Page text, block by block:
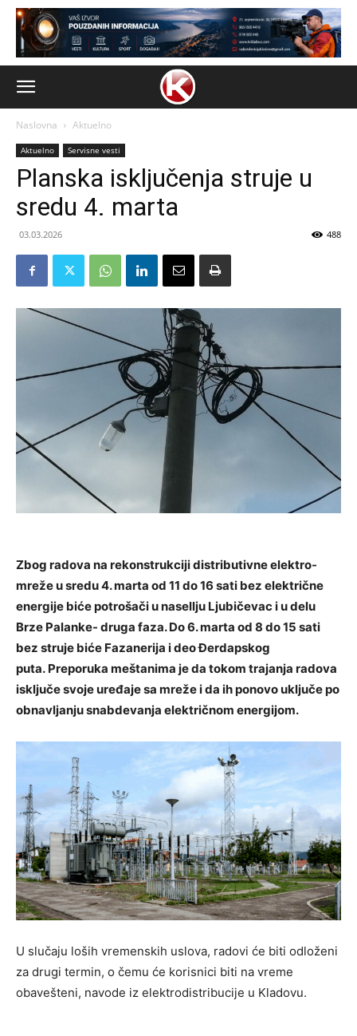
Naslovna Aktuelno
Aktuelno Servisne vesti
Planska isključenja struje u
sredu 4. marta
03.03.2026 488
Zbog radova na rekonstrukciji distributivne elektro-
mreže u sredu 4. marta od 11 do 16 sati bez električne
energije biće potrošači u nasellju Ljubičevac i u delu
Brze Palanke- druga faza. Do 6. marta od 8 do 15 sati
bez struje biće Fazanerija i deo Đerdapskog
puta. Preporuka meštanima je da tokom trajanja radova
isključe svoje uređaje sa mreže i da ih ponovo uključe po
obnavljanju snabdevanja električnom energijom.
U slučaju loših vremenskih uslova, radovi će biti odloženi
za drugi termin, o čemu će korisnici biti na vreme
obavešteni, navode iz elektrodistribucije u Kladovu.